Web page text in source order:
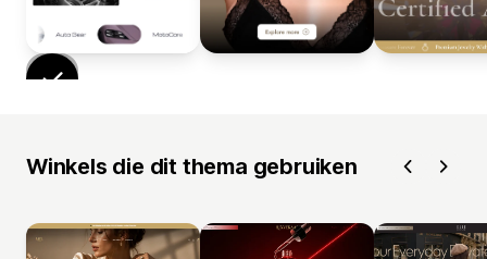
Winkels die dit thema gebruiken